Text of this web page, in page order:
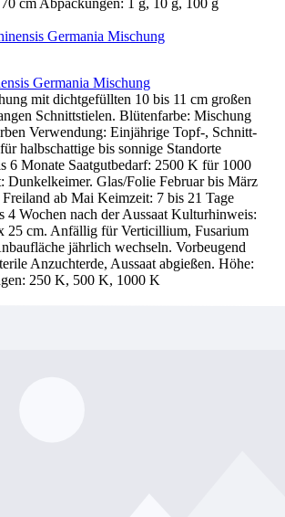
cm Abpackungen: 1 g, 10 g, 100 g
Germania Mischung
mit dichtgefüllten 10 bis 11 cm großen
Schnittstielen. Blütenfarbe: Mischung
Verwendung: Einjährige Topf-, Schnitt-
halbschattige bis sonnige Standorte
6 Monate Saatgutbedarf: 2500 K für 1000
Dunkelkeimer. Glas/Folie Februar bis März
ab Mai Keimzeit: 7 bis 21 Tage
4 Wochen nach der Aussaat Kulturhinweis:
25 cm. Anfällig für Verticillium, Fusarium
jährlich wechseln. Vorbeugend
Anzuchterde, Aussaat abgießen. Höhe:
250 K, 500 K, 1000 K